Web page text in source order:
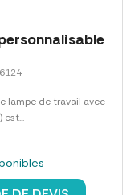
lampe de travail avec
est...